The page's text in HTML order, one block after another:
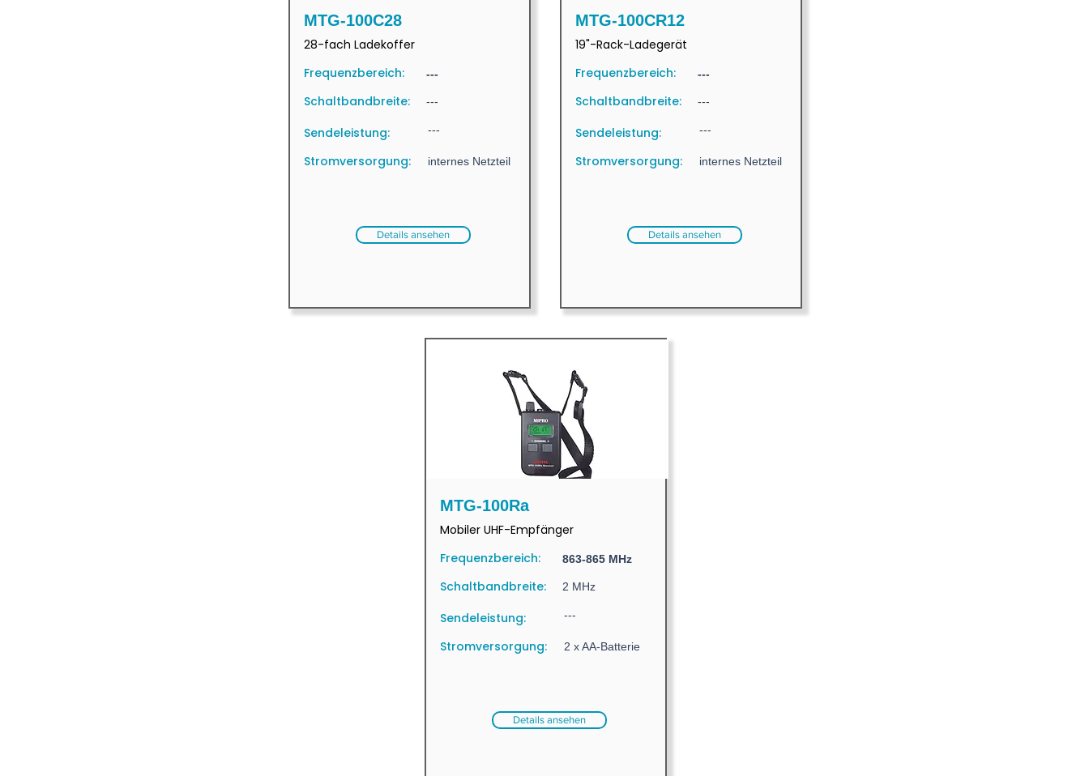
MTG-100C28
28-fach Ladekoffer
---
Frequenzbereich:
Schaltbandbreite:
---
Sendeleistung:
Stromversorgung:
---
internes Netzteil
Details ansehen
MTG-100CR12
19"-Rack-Ladegerät
---
Frequenzbereich:
Schaltbandbreite:
---
Sendeleistung:
Stromversorgung:
---
internes Netzteil
Details ansehen
MTG-100Ra
Mobiler UHF-Empfänger
863-865 MHz
Frequenzbereich:
Schaltbandbreite:
2 MHz
Sendeleistung:
Stromversorgung:
---
2 x AA-Batterie
Details ansehen